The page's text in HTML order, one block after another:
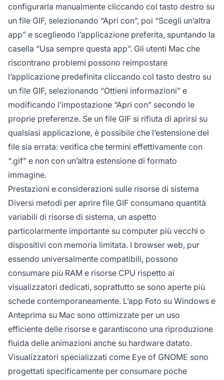
configurarla manualmente cliccando col tasto destro su
un file GIF, selezionando “Apri con”, poi “Scegli un’altra
app” e scegliendo l’applicazione preferita, spuntando la
casella “Usa sempre questa app”. Gli utenti Mac che
riscontrano problemi possono reimpostare
l’applicazione predefinita cliccando col tasto destro su
un file GIF, selezionando “Ottieni informazioni” e
modificando l’impostazione “Apri con” secondo le
proprie preferenze. Se un file GIF si rifiuta di aprirsi su
qualsiasi applicazione, è possibile che l’estensione del
file sia errata: verifica che termini effettivamente con
“.gif” e non con un’altra estensione di formato
immagine.
Prestazioni e considerazioni sulle risorse di sistema
Diversi metodi per aprire file GIF consumano quantità
variabili di risorse di sistema, un aspetto
particolarmente importante su computer più vecchi o
dispositivi con memoria limitata. I browser web, pur
essendo universalmente compatibili, possono
consumare più RAM e risorse CPU rispetto ai
visualizzatori dedicati, soprattutto se sono aperte più
schede contemporaneamente. L’app Foto su Windows e
Anteprima su Mac sono ottimizzate per un uso
efficiente delle risorse e garantiscono una riproduzione
fluida delle animazioni anche su hardware datato.
Visualizzatori specializzati come Eye of GNOME sono
progettati specificamente per consumare poche